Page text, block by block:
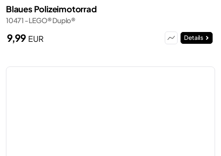
Blaues Polizeimotorrad
10471 - LEGO® Duplo®
9,99 EUR Details